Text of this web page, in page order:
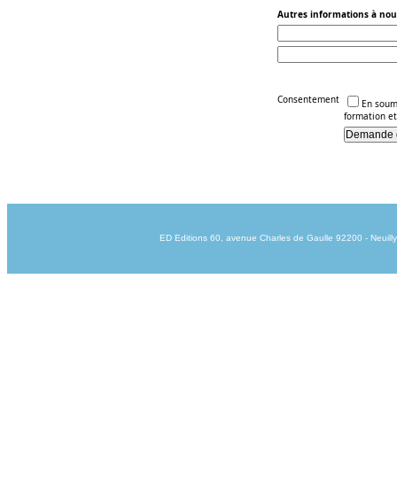
Autres informations à
Consentement
En
formation
ED Editions 60, avenue Charles de Gaulle 92200 -